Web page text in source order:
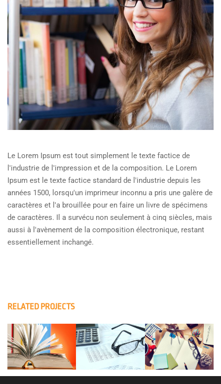
Le Lorem Ipsum est tout simplement le texte factice de
l'industrie de l'impression et de la composition. Le Lorem
Ipsum est le texte factice standard de l'industrie depuis les
années 1500, lorsqu'un imprimeur inconnu a pris une galère de
caractères et l'a brouillée pour en faire un livre de spécimens
de caractères. Il a survécu non seulement à cinq siècles, mais
aussi à l'avènement de la composition électronique, restant
essentiellement inchangé.
RELATED PROJECTS